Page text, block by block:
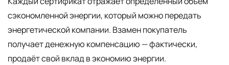
сэкономленной энергии, который можно передать
энергетической компании. Взамен покупатель
получает денежную компенсацию — фактически,
продаёт свой вклад в экономию энергии.